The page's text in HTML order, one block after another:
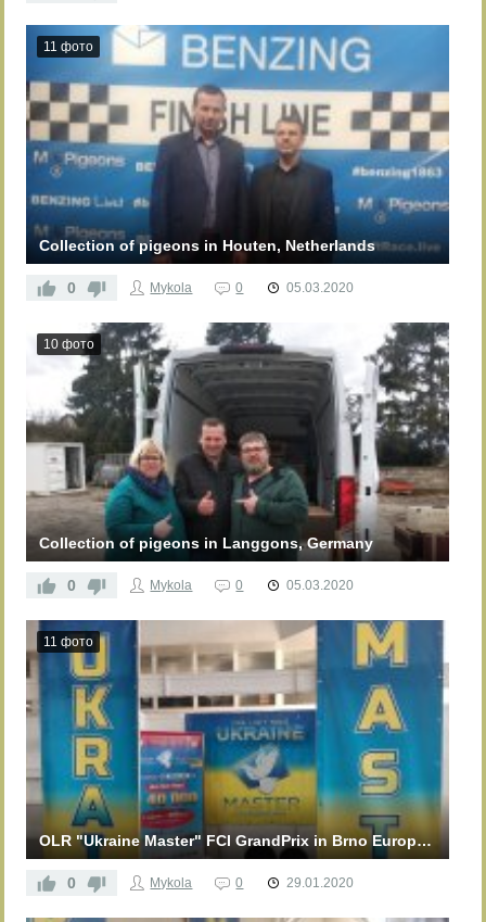
11 фото
Collection of pigeons in Houten, Netherlands
0 Mykola 0 05.03.2020
10 фото
Collection of pigeons in Langgons, Germany
0 Mykola 0 05.03.2020
11 фото
OLR "Ukraine Master" FCI GrandPrix in Brno European Cup 2020 (Czech Republic) 25.01.2020
0 Mykola 0 29.01.2020